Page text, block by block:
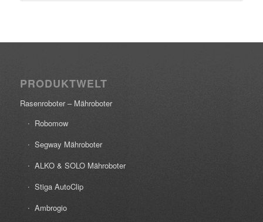
PRODUKTWELT
Rasenroboter – Mähroboter
Robomow
Segway Mähroboter
ALKO & SOLO Mähroboter
Stiga AutoClip
Ambrogio